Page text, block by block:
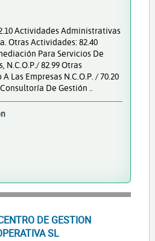
Actividades Administrativas
Otras Actividades: 82.40
Para Servicios De
N.c.o.p./ 82.99 Otras
Las Empresas N.c.o.p. / 70.20
De Gestión ..
DE GESTION
SL